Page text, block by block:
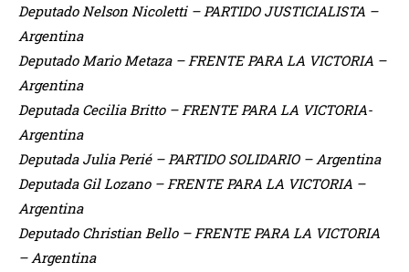
Deputado Nelson Nicoletti – PARTIDO JUSTICIALISTA –
Argentina
Deputado Mario Metaza – FRENTE PARA LA VICTORIA –
Argentina
Deputada Cecilia Britto – FRENTE PARA LA VICTORIA-
Argentina
Deputada Julia Perié – PARTIDO SOLIDARIO – Argentina
Deputada Gil Lozano – FRENTE PARA LA VICTORIA –
Argentina
Deputado Christian Bello – FRENTE PARA LA VICTORIA
– Argentina